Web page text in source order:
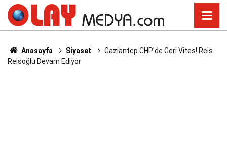
Anasayfa Siyaset
Gaziantep CHP'de Geri Vites! Reis
Reisoğlu Devam Ediyor